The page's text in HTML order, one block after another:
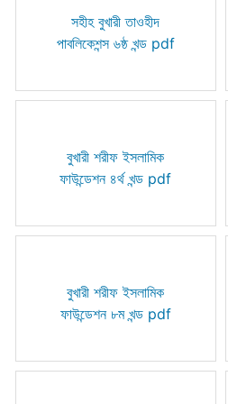
সহীহ বুখারী তাওহীদ
পাবলিকেশন্স ৬ষ্ঠ খন্ড pdf
বুখারী শরীফ ইসলামিক
ফাউন্ডেশন ৪র্থ খন্ড pdf
বুখারী শরীফ ইসলামিক
ফাউন্ডেশন ৮ম খন্ড pdf